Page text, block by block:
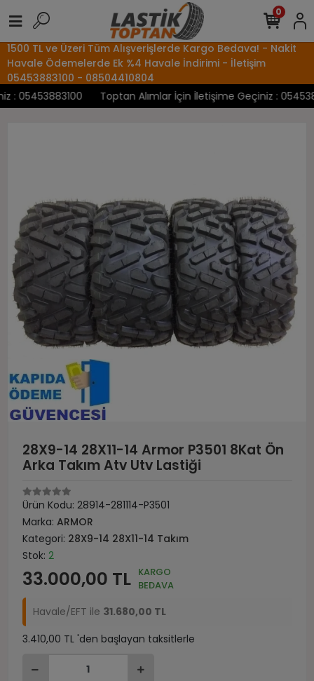
1500 TL ve Üzeri Tüm Alışverişlerde Kargo Bedava! - Nakit
Havale Ödemelerde Ek %4 Havale İndirimi - İletişim
05453883100 - 08504410804
05453883100
Toptan Alımlar İçin İletişime Geçiniz :
0
28X9-14 28X11-14 Armor P3501 8Kat Ön
Arka Takım Atv Utv Lastiği
Ürün Kodu: 28914-281114-P3501
Marka: ARMOR
Kategori: 28X9-14 28X11-14 Takım
Stok: 2
33.000,00 TL KARGO
BEDAVA
Havale/EFT ile 31.680,00 TL
3.410,00 TL 'den başlayan taksitlerle